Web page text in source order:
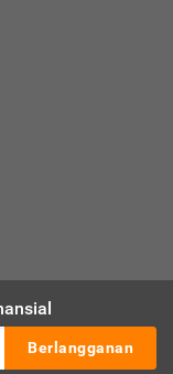
Berlangganan